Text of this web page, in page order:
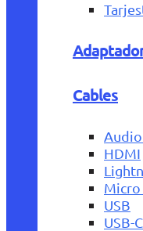
Cables
HDMI
Micro
USB
USB-C